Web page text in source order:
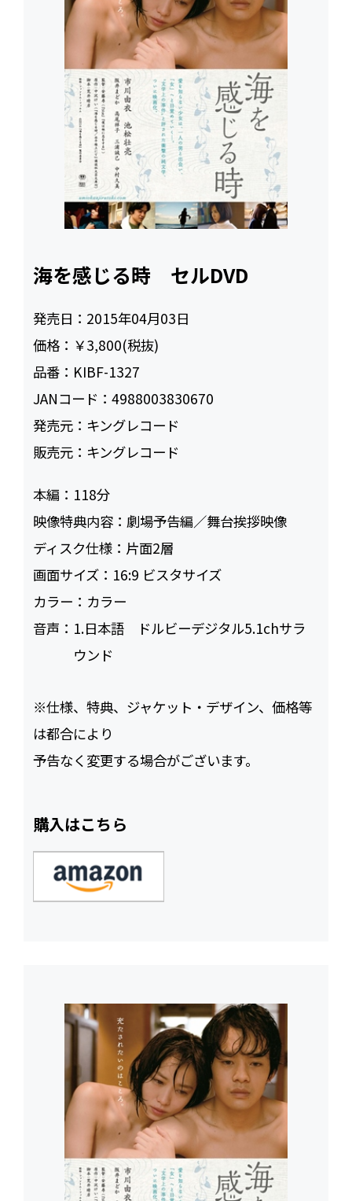
海を感じる時 セルDVD
発売日： 2015年04月03日
価格： ￥3,800(税抜)
品番： KIBF-1327
JANコード：4988003830670
発売元： キングレコード
販売元： キングレコード
本編： 118
映像特典内容： 劇場予告編／舞台挨拶映像
ディスク仕様： 片面2層
画面サイズ： 16:9 ビスタサイズ
カラー： カラー
音声： 1.日本語 ドルビーデジタル5.1chサラ
ウンド
※仕様、特典、ジャケット・デザイン、価格等
は都合により
予告なく変更する場合がございます。
購入はこちら